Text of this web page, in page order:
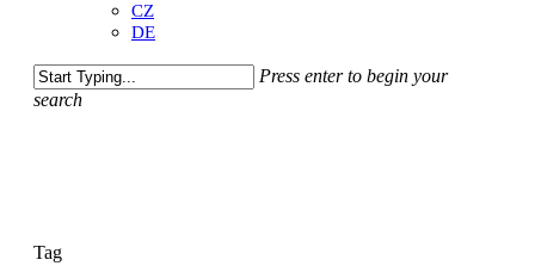
CZ
DE
Press enter to begin your
search
Tag